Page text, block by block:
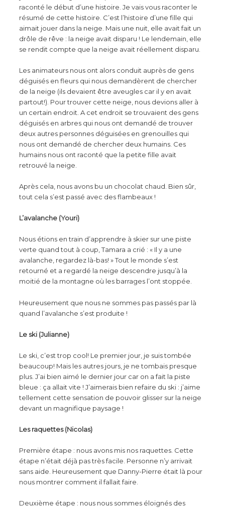
raconté le début d’une histoire. Je vais vous raconter le
résumé de cette histoire. C’est l’histoire d’une fille qui
aimait jouer dans la neige. Mais une nuit, elle avait fait un
drôle de rêve : la neige avait disparu ! Le lendemain, elle
se rendit compte que la neige avait réellement disparu.
Les animateurs nous ont alors conduit auprès de gens
déguisés en fleurs qui nous demandèrent de chercher
de la neige (ils devaient être aveugles car il y en avait
partout!). Pour trouver cette neige, nous devions aller à
un certain endroit. A cet endroit se trouvaient des gens
déguisés en arbres qui nous ont demandé de trouver
deux autres personnes déguisées en grenouilles qui
nous ont demandé de chercher deux humains. Ces
humains nous ont raconté que la petite fille avait
retrouvé la neige.
Après cela, nous avons bu un chocolat chaud. Bien sûr,
tout cela s’est passé avec des flambeaux !
L’avalanche (Youri)
Nous étions en train d’apprendre à skier sur une piste
verte quand tout à coup, Tamara a crié : « Il y a une
avalanche, regardez là-bas! » Tout le monde s’est
retourné et a regardé la neige descendre jusqu’à la
moitié de la montagne où les barrages l’ont stoppée.
Heureusement que nous ne sommes pas passés par là
quand l’avalanche s’est produite !
Le ski (Julianne)
Le ski, c’est trop cool! Le premier jour, je suis tombée
beaucoup! Mais les autres jours, je ne tombais presque
plus. J’ai bien aimé le dernier jour car on a fait la piste
bleue : ça allait vite ! J’aimerais bien refaire du ski : j’aime
tellement cette sensation de pouvoir glisser sur la neige
devant un magnifique paysage !
Les raquettes (Nicolas)
Première étape : nous avons mis nos raquettes. Cette
étape n’était déjà pas très facile. Personne n’y arrivait
sans aide. Heureusement que Danny-Pierre était là pour
nous montrer comment il fallait faire.
Deuxième étape : nous nous sommes éloignés des